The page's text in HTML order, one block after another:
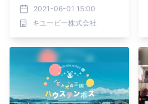
ン」 オンライン見学コー
ス 申し込みサイトを開設
2021-06-01 15:00
キユーピー株式会社